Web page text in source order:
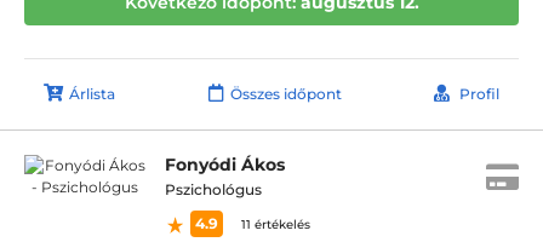
Árlista Összes időpont Profil
Fonyódi Ákos
Pszichológus
4.9
11 értékelés